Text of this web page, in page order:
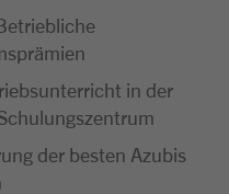
in der
der besten Azubis